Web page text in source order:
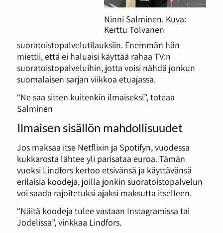
Ninni Salminen. Kuva:
Kerttu Tolvanen
suoratoistopalvelutilauksiin. Enemmän hän
miettii, että ei haluaisi käyttää rahaa TV:n
suoratoistopalveluihin, jotta voisi nähdä jonkun
suomalaisen sarjan viikkoa etuajassa.
“Ne saa sitten kuitenkin ilmaiseksi”, toteaa
Salminen
Ilmaisen sisällön mahdollisuudet
Jos maksaa itse Netflixin ja Spotifyn, vuodessa
kukkarosta lähtee yli parisataa euroa. Tämän
vuoksi Lindfors kertoo etsivänsä ja käyttävänsä
erilaisia koodeja, joilla jonkin suoratoistopalvelun
voi saada rajoitetuksi ajaksi maksutta itselleen.
“Näitä koodeja tulee vastaan Instagramissa tai
Jodelissa”, vinkkaa Lindfors.